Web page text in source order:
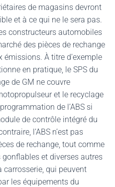
de magasins devront
et à ce qui ne le sera pas.
constructeurs automobiles
des pièces de rechange
À titre d’exemple
en pratique, le SPS du
de GM ne couvre
et le recyclage
de l’ABS si
de contrôle intégré du
l’ABS n’est pas
de rechange, tout comme
et diverses autres
qui peuvent
les équipements du